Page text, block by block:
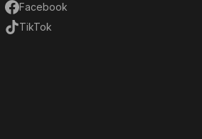
Facebook
TikTok